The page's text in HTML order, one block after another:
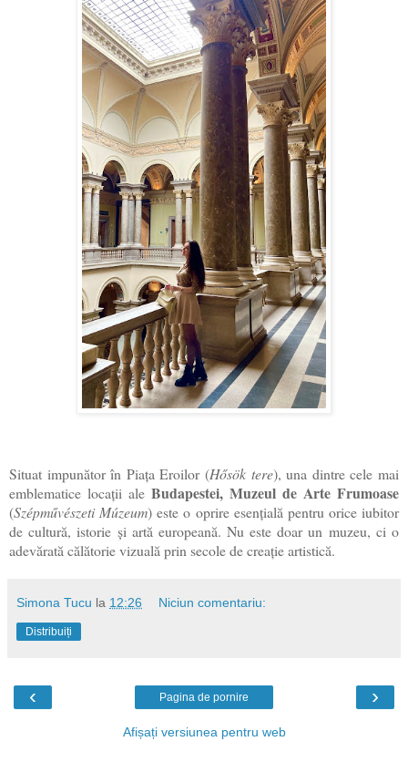
Situat impunător în Piața Eroilor (Hősök tere), una dintre cele mai
emblematice locații ale Budapestei, Muzeul de Arte Frumoase
(Szépművészeti Múzeum) este o oprire esențială pentru orice iubitor
de cultură, istorie și artă europeană. Nu este doar un muzeu, ci o
adevărată călătorie vizuală prin secole de creație artistică.
Simona Tucu la 12:26 Niciun comentariu:
Distribuiți
‹ ›
Pagina de pornire
Afișați versiunea pentru web